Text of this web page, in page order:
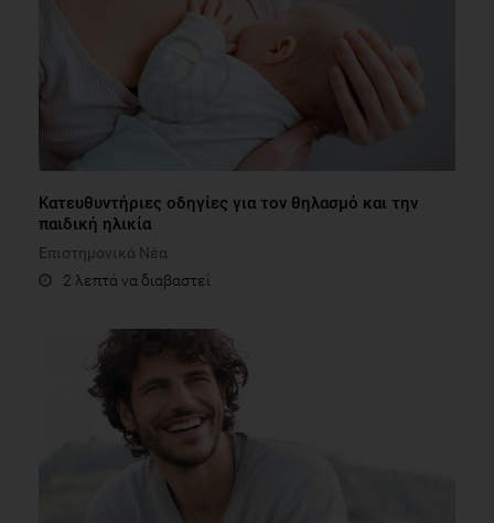
Κατευθυντήριες οδηγίες για τον θηλασμό και την
παιδική ηλικία
Επιστημονικά Νέα
2 λεπτά να διαβαστεί